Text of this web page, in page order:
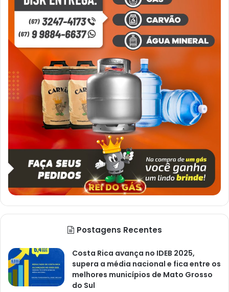
Postagens Recentes
Costa Rica avança no IDEB 2025,
supera a média nacional e fica entre os
melhores municípios de Mato Grosso
do Sul